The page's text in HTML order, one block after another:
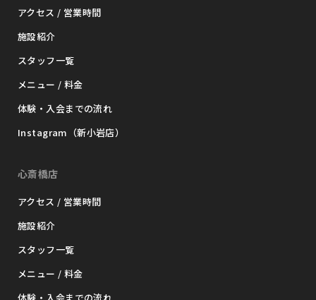
アクセス / 営業時間
施設紹介
スタッフ一覧
メニュー / 料金
体験・入会までの流れ
Instagram（新小岩店）
心斎橋店
アクセス / 営業時間
施設紹介
スタッフ一覧
メニュー / 料金
体験・入会までの流れ